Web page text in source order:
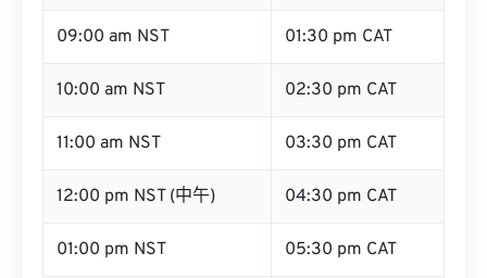
09:00 am NST 01:30 pm CAT
10:00 am NST 02:30 pm CAT
11:00 am NST 03:30 pm CAT
12:00 pm NST (中午) 04:30 pm CAT
01:00 pm NST 05:30 pm CAT